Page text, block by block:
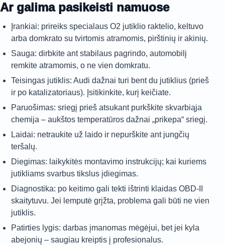
Ar galima pasikeisti namuose
Įrankiai: prireiks specialaus O2 jutiklio raktelio, keltuvo
arba domkrato su tvirtomis atramomis, pirštinių ir akinių.
Sauga: dirbkite ant stabilaus pagrindo, automobilį
remkite atramomis, o ne vien domkratu.
Teisingas jutiklis: Audi dažnai turi bent du jutiklius (prieš
ir po katalizatoriaus). Įsitikinkite, kurį keičiate.
Paruošimas: sriegį prieš atsukant purkškite skvarbiąja
chemija – aukštos temperatūros dažnai „prikepa“ sriegį.
Laidai: netraukite už laido ir nepurškite ant jungčių
teršalų.
Diegimas: laikykitės montavimo instrukcijų; kai kuriems
jutikliams svarbus tikslus įdiegimas.
Diagnostika: po keitimo gali tekti ištrinti klaidas OBD-II
skaitytuvu. Jei lemputė grįžta, problema gali būti ne vien
jutiklis.
Patirties lygis: darbas įmanomas mėgėjui, bet jei kyla
abejonių – saugiau kreiptis į profesionalus.